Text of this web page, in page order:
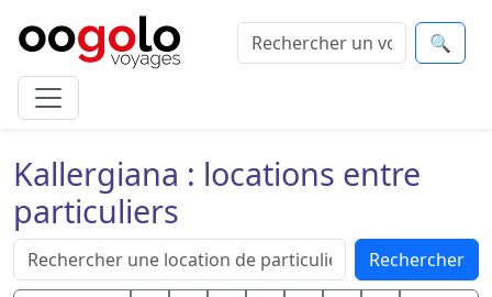
🔍
Kallergiana : locations entre
particuliers
Rechercher